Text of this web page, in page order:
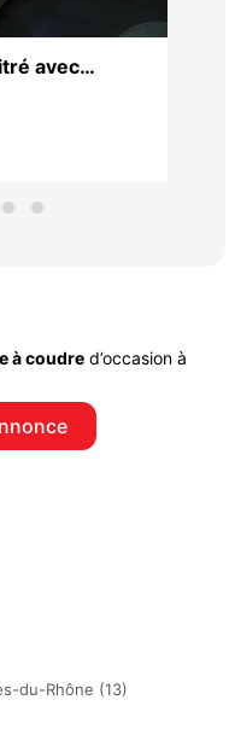
avec
à coudre d’occasion à
du-Rhône (13)